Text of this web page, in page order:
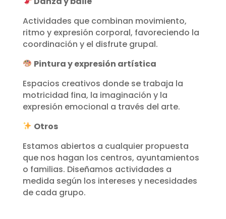
Actividades que combinan movimiento,
ritmo y expresión corporal, favoreciendo la
coordinación y el disfrute grupal.
Pintura y expresión artística
Espacios creativos donde se trabaja la
motricidad fina, la imaginación y la
expresión emocional a través del arte.
Otros
Estamos abiertos a cualquier propuesta
que nos hagan los centros, ayuntamientos
o familias. Diseñamos actividades a
medida según los intereses y necesidades
de cada grupo.